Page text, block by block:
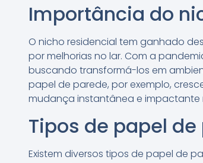
Importância do
O nicho residencial tem ganhado
por melhorias no lar. Com a
buscando transformá-los em
papel de parede, por exemplo,
mudança instantânea e impactante
Tipos de papel
Existem diversos tipos de papel de